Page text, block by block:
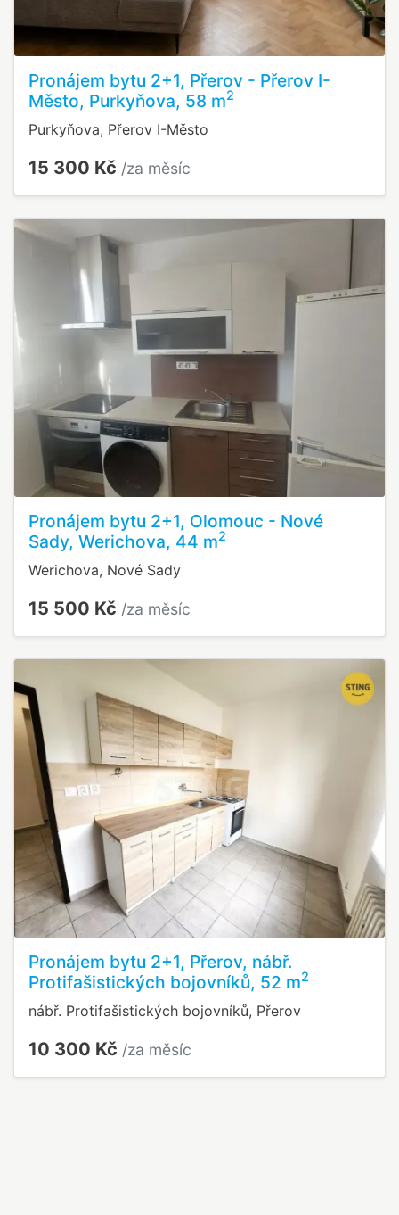
Pronájem bytu 2+1, Přerov - Přerov I-
Město, Purkyňova, 58 m2
Purkyňova, Přerov I-Město
15 300 Kč /za měsíc
Pronájem bytu 2+1, Olomouc - Nové
Sady, Werichova, 44 m2
Werichova, Nové Sady
15 500 Kč /za měsíc
Pronájem bytu 2+1, Přerov, nábř.
Protifašistických bojovníků, 52 m2
nábř. Protifašistických bojovníků, Přerov
10 300 Kč /za měsíc